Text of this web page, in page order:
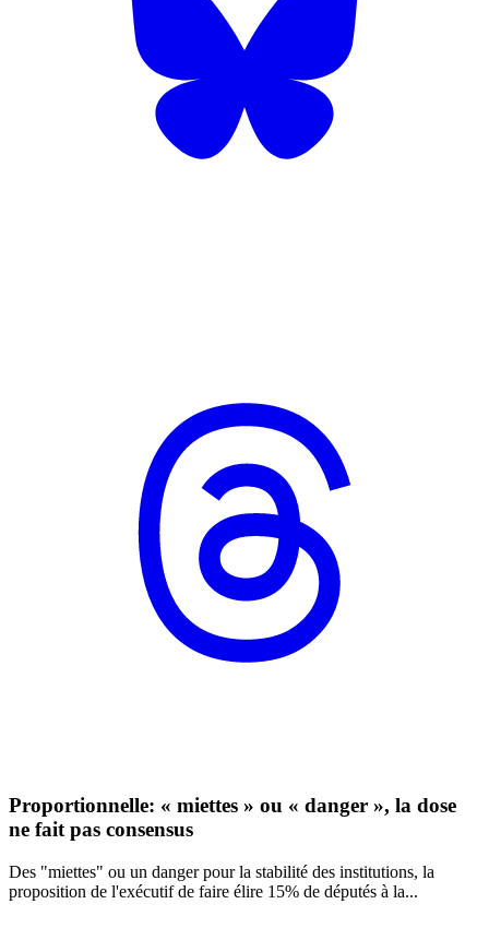
Proportionnelle: « miettes » ou « danger », la dose
ne fait pas consensus
Des "miettes" ou un danger pour la stabilité des institutions, la
proposition de l'exécutif de faire élire 15% de députés à la...